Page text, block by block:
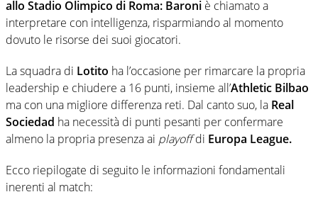
allo Stadio Olimpico di Roma: Baroni è chiamato a
interpretare con intelligenza, risparmiando al momento
dovuto le risorse dei suoi giocatori.
La squadra di Lotito ha l’occasione per rimarcare la propria
leadership e chiudere a 16 punti, insieme all’Athletic Bilbao
ma con una migliore differenza reti. Dal canto suo, la Real
Sociedad ha necessità di punti pesanti per confermare
almeno la propria presenza ai playoffdi Europa League.
Ecco riepilogate di seguito le informazioni fondamentali
inerenti al match: